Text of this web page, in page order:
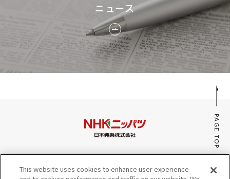
ニュース
PAGE TOP
みんなのaiポータル
サイトマップ
This website uses cookies to enhance user experience